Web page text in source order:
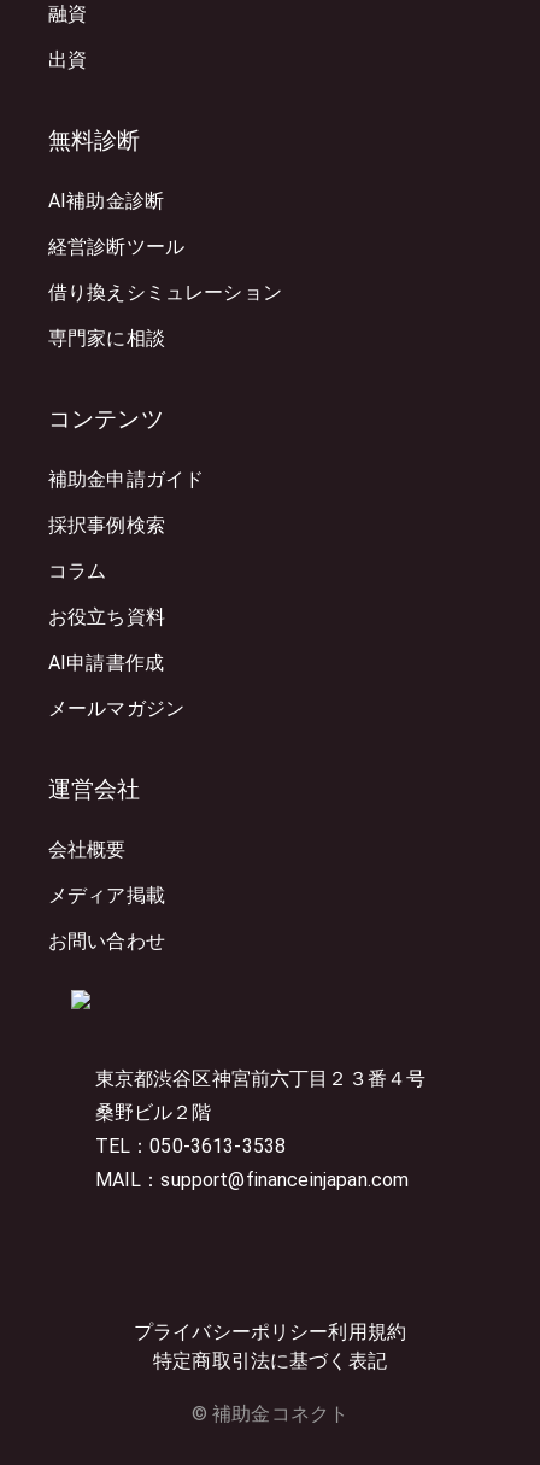
東京都渋谷区神宮前六丁目２３番４号
桑野ビル２階
TEL：050-3613-3538
MAIL：support@financeinjapan.com
プライバシーポリシー利用規約
特定商取引法に基づく表記
© 補助金コネクト
融資
出資
無料診断
AI補助金診断
経営診断ツール
借り換えシミュレーション
専門家に相談
コンテンツ
補助金申請ガイド
採択事例検索
コラム
お役立ち資料
AI申請書作成
メールマガジン
運営会社
会社概要
メディア掲載
お問い合わせ